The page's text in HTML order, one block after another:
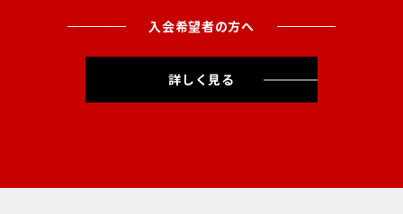
入会希望者の方へ
詳しく見る